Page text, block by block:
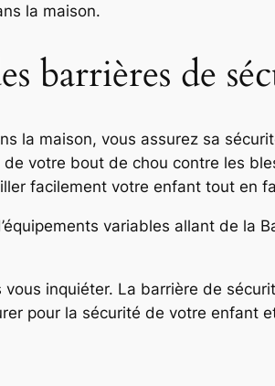
la maison.
barrières de
la maison, vous assurez sa
votre bout de chou contre les
facilement votre enfant tout en
variables allant de la
inquiéter. La barrière de
pour la sécurité de votre enfant